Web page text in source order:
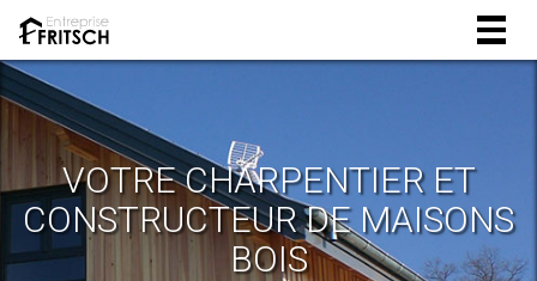
VOTRE CHARPENTIER ET
CONSTRUCTEUR DE MAISONS
BOIS